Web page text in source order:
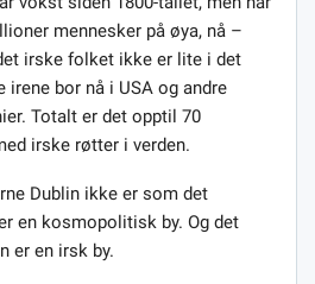
mennesker på øya, nå –
irske folket ikke er lite i det
irene bor nå i USA og andre
Totalt er det opptil 70
irske røtter i verden.
Dublin ikke er som det
en kosmopolitisk by. Og det
er en irsk by.